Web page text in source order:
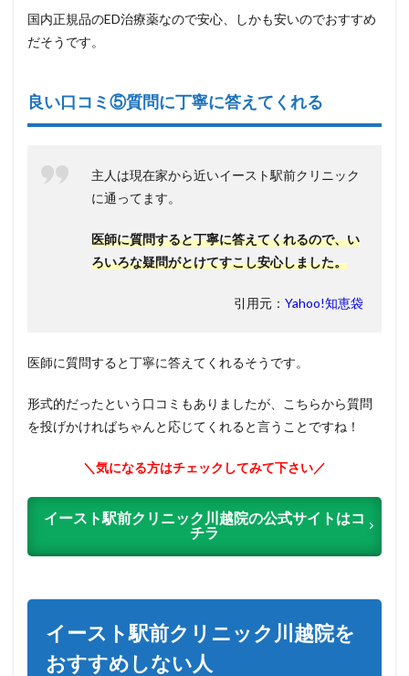
国内正規品のED治療薬なので安心、しかも安いのでおすすめ
だそうです。
良い口コミ⑤質問に丁寧に答えてくれる
主人は現在家から近いイースト駅前クリニック
に通ってます。
医師に質問すると丁寧に答えてくれるので、い
ろいろな疑問がとけてすこし安心しました。
引用元： Yahoo!知恵袋
医師に質問すると丁寧に答えてくれるそうです。
形式的だったという口コミもありましたが、こちらから質問
を投げかければちゃんと応じてくれると言うことですね！
＼気になる方はチェックしてみて下さい／
イースト駅前クリニック川越院の公式サイトはコ
チラ
イースト駅前クリニック川越院を
おすすめしない人